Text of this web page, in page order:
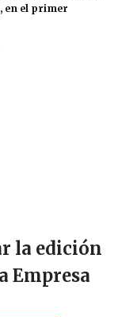
en el primer
la edición
Empresa